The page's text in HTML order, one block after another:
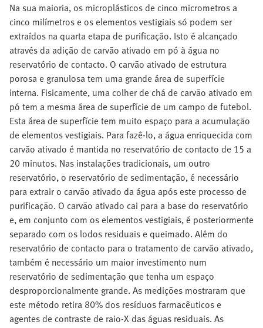
Na sua maioria, os microplásticos de cinco micrometros a
cinco milímetros e os elementos vestigiais só podem ser
extraídos na quarta etapa de purificação. Isto é alcançado
através da adição de carvão ativado em pó à água no
reservatório de contacto. O carvão ativado de estrutura
porosa e granulosa tem uma grande área de superfície
interna. Fisicamente, uma colher de chá de carvão ativado em
pó tem a mesma área de superfície de um campo de futebol.
Esta área de superfície tem muito espaço para a acumulação
de elementos vestigiais. Para fazê-lo, a água enriquecida com
carvão ativado é mantida no reservatório de contacto de 15 a
20 minutos. Nas instalações tradicionais, um outro
reservatório, o reservatório de sedimentação, é necessário
para extrair o carvão ativado da água após este processo de
purificação. O carvão ativado cai para a base do reservatório
e, em conjunto com os elementos vestigiais, é posteriormente
separado com os lodos residuais e queimado. Além do
reservatório de contacto para o tratamento de carvão ativado,
também é necessário um maior investimento num
reservatório de sedimentação que tenha um espaço
desproporcionalmente grande. As medições mostraram que
este método retira 80% dos resíduos farmacêuticos e
agentes de contraste de raio-X das águas residuais. As